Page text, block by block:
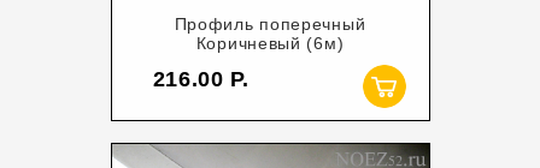
Профиль поперечный
Коричневый (6м)
216.00